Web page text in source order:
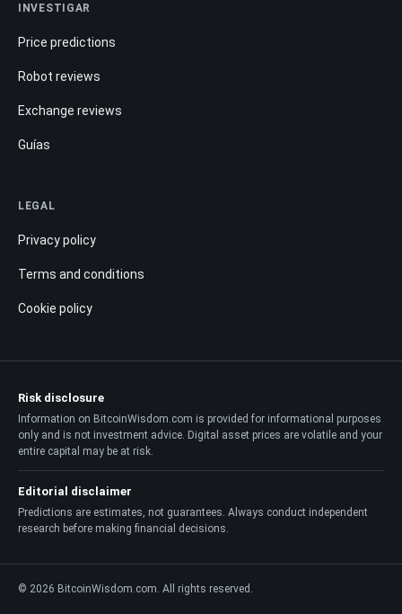
INVESTIGAR
Price predictions
Robot reviews
Exchange reviews
Guías
LEGAL
Privacy policy
Terms and conditions
Cookie policy
Risk disclosure
Information on BitcoinWisdom.com is provided for informational purposes
only and is not investment advice. Digital asset prices are volatile and your
entire capital may be at risk.
Editorial disclaimer
Predictions are estimates, not guarantees. Always conduct independent
research before making financial decisions.
© 2026 BitcoinWisdom.com. All rights reserved.